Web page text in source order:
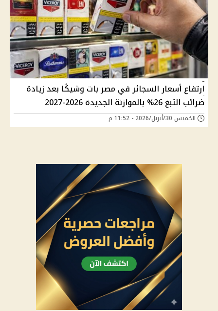
ارتفاع أسعار السجائر في مصر بات وشيكًا بعد زيادة
ضرائب التبغ 26% بالموازنة الجديدة 2026-2027
الخميس 30/أبريل/2026 - 11:52 م